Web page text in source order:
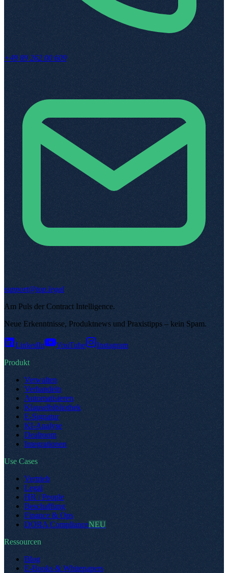
+49 89 262 00 609
support@top.legal
Am Puls der Contract Intelligence.
Neue Erkenntnisse, Produktnews und Praxistipps – kein Spam.
LinkedIn YouTube
Instagram
Produkt
Verwalten
Verhandeln
Automatisieren
Klauselbibliothek
E-Signatur
KI-Analyse
Dealroom
Integrationen
Use Cases
Vertrieb
Legal
HR / People
Beschaffung
Finance & Ops
DORA ComplianceNEU
Ressourcen
Blog
E-Books & Whitepapers